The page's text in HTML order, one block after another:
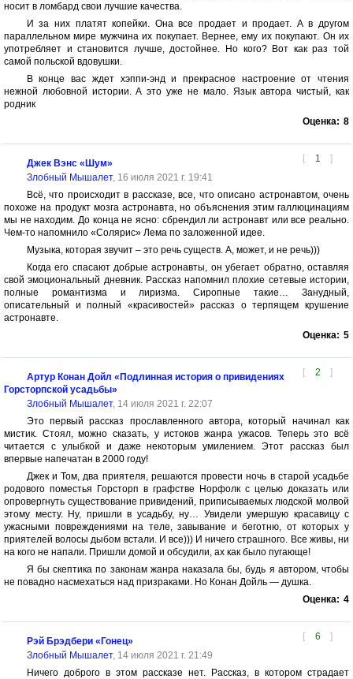
носит в ломбард свои лучшие качества.
И за них платят копейки. Она все продает и продает. А в другом
параллельном мире мужчина их покупает. Вернее, ему их покупают. Он их
употребляет и становится лучше, достойнее. Но кого? Вот как раз той
самой польской вдовушки.
В конце вас ждет хэппи-энд и прекрасное настроение от чтения
нежной любовной истории. А это уже не мало. Язык автора чистый, как
родник
Оценка: 8
[ 1 ]
Джек Вэнс «Шум»
Злобный Мышалет, 16 июля 2021 г. 19:41
Всё, что происходит в рассказе, все, что описано астронавтом, очень
похоже на продукт мозга астронавта, но объяснения этим галлюцинациям
мы не находим. До конца не ясно: сбрендил ли астронавт или все реально.
Чем-то напомнило «Солярис» Лема по заложенной идее.
Музыка, которая звучит – это речь существ. А, может, и не речь)))
Когда его спасают добрые астронавты, он убегает обратно, оставляя
свой эмоциональный дневник. Рассказ напомнил плохие сетевые истории,
полные романтизма и лиризма. Сиропные такие… Занудный,
описательный и полный «красивостей» рассказ о терпящем крушение
астронавте.
Оценка: 5
[ 2 ]
Артур Конан Дойл «Подлинная история о привидениях
Горсторпской усадьбы»
Злобный Мышалет, 14 июля 2021 г. 22:07
Это первый рассказ прославленного автора, который начинал как
мистик. Стоял, можно сказать, у истоков жанра ужасов. Теперь это всё
читается с улыбкой и даже некоторым умилением. Этот рассказ был
впервые напечатан в 2000 году!
Джек и Том, два приятеля, решаются провести ночь в старой усадьбе
родового поместья Горсторп в графстве Норфолк с целью доказать или
опровергнуть существование привидений, приписываемых людской молвой
этому месту. Ну, пришли в усадьбу, ну… Увидели умершую красавицу с
ужасными повреждениями на теле, завывание и беготню, от которых у
приятелей волосы дыбом встали. И все))) И ничего страшного. Все живы, ни
на кого не напали. Пришли домой и обсудили, ах как было пугающе!
Я бы скептика по законам жанра наказала бы, будь я автором, чтобы
не повадно насмехаться над призраками. Но Конан Дойль — душка.
Оценка: 4
[ 6 ]
Рэй Брэдбери «Гонец»
Злобный Мышалет, 14 июля 2021 г. 21:49
Ничего доброго в этом рассказе нет. Рассказ, в котором страдает